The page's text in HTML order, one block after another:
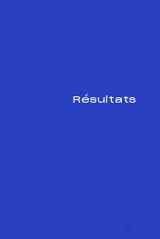
Résultats